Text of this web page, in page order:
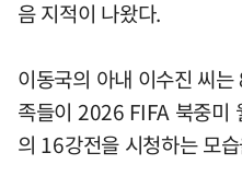
음 지적이 나왔다.
이동국의 아내 이수진 씨
족들이 2026 FIFA 북중미
의 16강전을 시청하는 모